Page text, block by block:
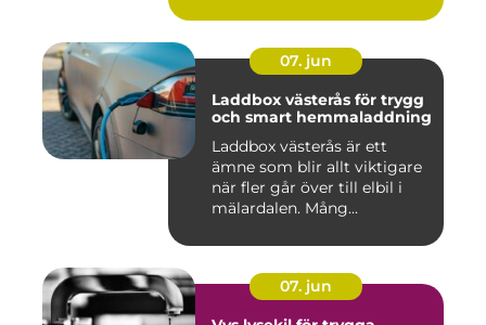
07. jun
Laddbox västerås för trygg
och smart hemmaladdning
Laddbox västerås är ett
ämne som blir allt viktigare
när fler går över till elbil i
mälardalen. Mång...
07. jun